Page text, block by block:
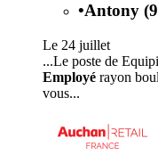
•Antony
Le 24 juillet
...Le poste de
Employé rayon
vous...